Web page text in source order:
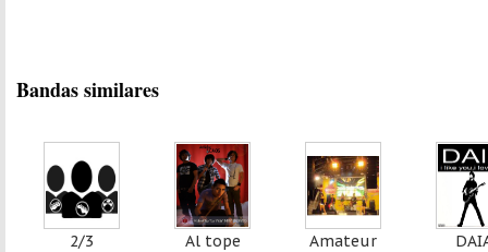
Bandas similares
2/3
Al tope
Amateur